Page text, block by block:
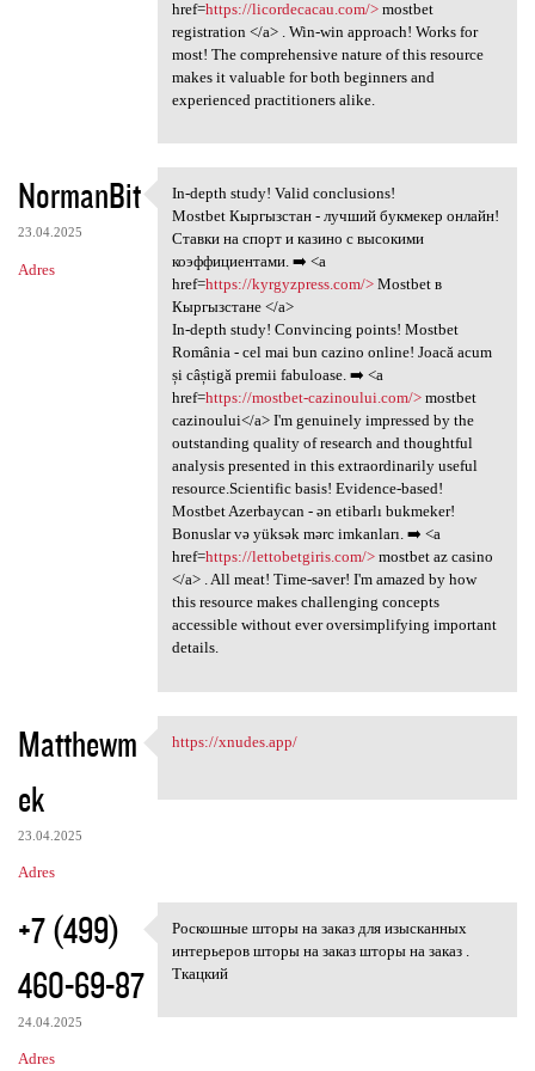
href=https://licordecacau.com/>mostbet
registration </a> . Win-win approach! Works for
most! The comprehensive nature of this resource
makes it valuable for both beginners and
experienced practitioners alike.
NormanBit
23.04.2025
Adres
In-depth study! Valid
In-depth study! Valid conclusions!
Mostbet Кыргызстан - лучший букмекер онлайн!
Ставки на спорт и казино с высокими
коэффициентами. ➡️ <a
href=https://kyrgyzpress.com/>Mostbet в
Кыргызстане </a>
In-depth study! Convincing points! Mostbet
România - cel mai bun cazino online! Joacă acum
și câștigă premii fabuloase. ➡️ <a
href=https://mostbet-cazinoului.com/>mostbet
cazinoului</a> I'm genuinely impressed by the
outstanding quality of research and thoughtful
analysis presented in this extraordinarily useful
resource.Scientific basis! Evidence-based!
Mostbet Azerbaycan - ən etibarlı bukmeker!
Bonuslar və yüksək mərc imkanları. ➡️ <a
href=https://lettobetgiris.com/>mostbet az casino
</a> . All meat! Time-saver! I'm amazed by how
this resource makes challenging concepts
accessible without ever oversimplifying important
details.
Matthewm
ek
23.04.2025
Adres
https://xnudes.app/
https://xnudes.app/
+7 (499)
460-69-87
24.04.2025
Adres
Роскошные шторы на заказ для
Роскошные шторы на заказ для изысканных
интерьеров шторы на заказ шторы на заказ .
Ткацкий